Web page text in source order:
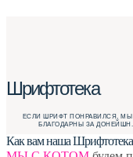
Шрифтотека
ЕСЛИ ШРИФТ ПОНРАВИЛСЯ,
БЛАГОДАРНЫ ЗА
Как вам наша